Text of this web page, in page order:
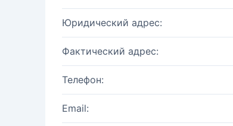
Юридический адрес:
Фактический адрес:
Телефон:
Email: